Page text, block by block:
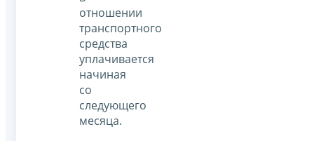
отношении
транспортного
средства
уплачивается
начиная
со
следующего
месяца.